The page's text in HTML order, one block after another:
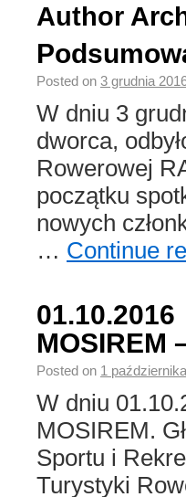
Author
Posted on 3 grudnia
W dniu 3
dworca,
Rowerowej
początku
nowych
… Continue
MOSIREM
Posted on 1
W dniu
MOSIREM.
Sportu i
Turystyki